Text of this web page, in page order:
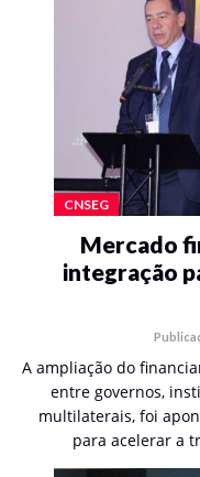
CNSEG
Mercado
integração
A ampliação do
entre governos,
multilaterais, foi
para acelerar a